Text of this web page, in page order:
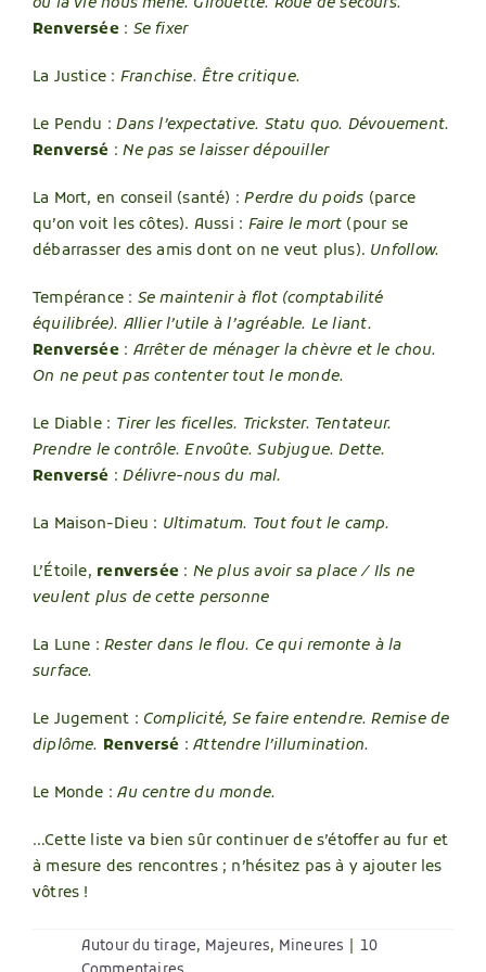
Renversée: Se fixer
La Justice : Franchise. Être critique.
Le Pendu :Dans l’expectative. Statu quo. Dévouement.
Renversé :Ne pas se laisser dépouiller
La Mort, en conseil (santé) :Perdre du poids (parce
qu’on voit les côtes). Aussi : Faire le mort (pour se
débarrasser des amis dont on ne veut plus). Unfollow.
Tempérance : Se maintenir à flot (comptabilité
équilibrée). Allier l’utile à l’agréable. Le liant.
Renversée: Arrêter de ménager la chèvre et le chou.
On ne peut pas contenter tout le monde.
Le Diable : Tirer les ficelles. Trickster. Tentateur.
Prendre le contrôle. Envoûte. Subjugue. Dette.
Renversé :Délivre-nous du mal.
La Maison-Dieu : Ultimatum. Tout fout le camp.
L’Étoile, renversée : Ne plus avoir sa place / Ils ne
veulent plus de cette personne
La Lune :Rester dans le flou. Ce qui remonte à la
surface.
Le Jugement : Complicité, Se faire entendre. Remise de
diplôme. Renversé :Attendre l’illumination.
Le Monde :Au centre du monde.
…Cette liste va bien sûr continuer de s’étoffer au fur et
à mesure des rencontres ; n’hésitez pas à y ajouter les
vôtres !
Autour du tirage, Majeures, Mineures
10